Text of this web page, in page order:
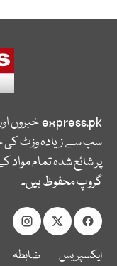
express.pkخبروں
سب سے زیادہ وزٹ کی
پر شائع شدہ تمام
گروپ محفوظ ہیں۔
ایکسپریس ضابطہ